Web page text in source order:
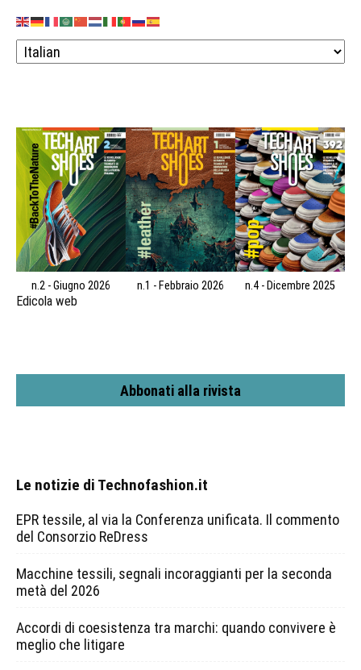
n.2 - Giugno 2026 n.1 - Febbraio 2026 n.4 - Dicembre 2025
Edicola web
Abbonati alla rivista
Le notizie di Technofashion.it
EPR tessile, al via la Conferenza unificata. Il commento
del Consorzio ReDress
Macchine tessili, segnali incoraggianti per la seconda
metà del 2026
Accordi di coesistenza tra marchi: quando convivere è
meglio che litigare